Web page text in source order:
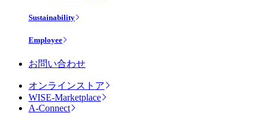
Sustainability
Employee
お問い合わせ
オンラインストア
WISE-Marketplace
A-Connect